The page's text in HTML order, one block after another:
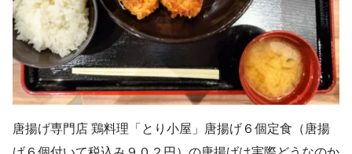
唐揚げ専門店 鶏料理「とり小屋」唐揚げ６個定食（唐揚